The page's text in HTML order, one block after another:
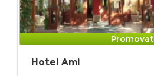
Promovat
Hotel Ami